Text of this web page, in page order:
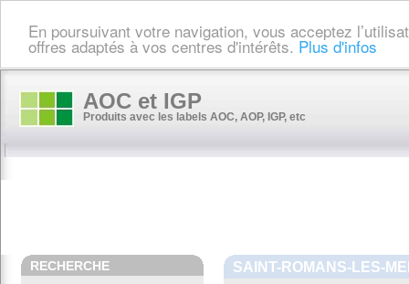
En poursuivant votre navigation, vous acceptez
offres adaptés à vos centres d'intérêts. Plus d'infos
AOC et IGP
Produits avec les labels AOC, AOP, IGP, etc
RECHERCHE SAINT-ROMANS-LES-